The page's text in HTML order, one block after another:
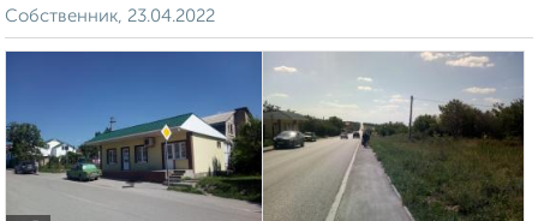
Собственник, 23.04.2022